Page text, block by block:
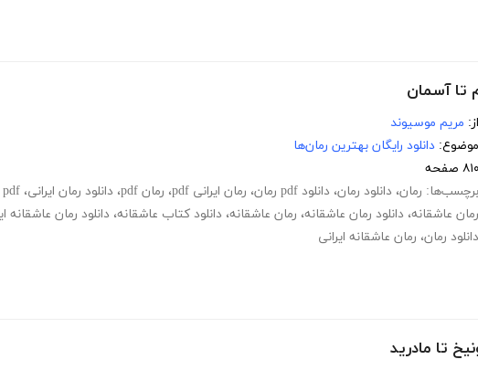
تا آسمان
از: مریم موسیوند
موضوع: دانلود رایگان بهترین رمان‌ها
۸۱۰ صفحه
برچسب‌ها: رمان، دانلود رمان، دانلود pdf رمان ، رمان ایرانی pdf ، رمان pdf ، دانلود رمان ایرانی، pdf عاشقانه
رمان عاشقانه، دانلود رمان عاشقانه، رمان عاشقانه، دانلود کتاب عاشقانه، دانلود رمان عاشقانه
دانلود رمان، رمان عاشقانه ایرانی
تا مادرید